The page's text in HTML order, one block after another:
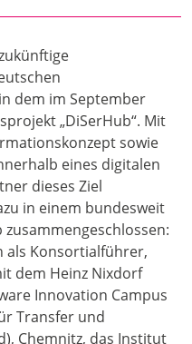
dem im September
„DiSerHub“. Mit
sowie
eines digitalen
dieses Ziel
in einem bundesweit
als Konsortialführer,
dem Heinz Nixdorf
Innovation Campus
Transfer und
Chemnitz, das Institut